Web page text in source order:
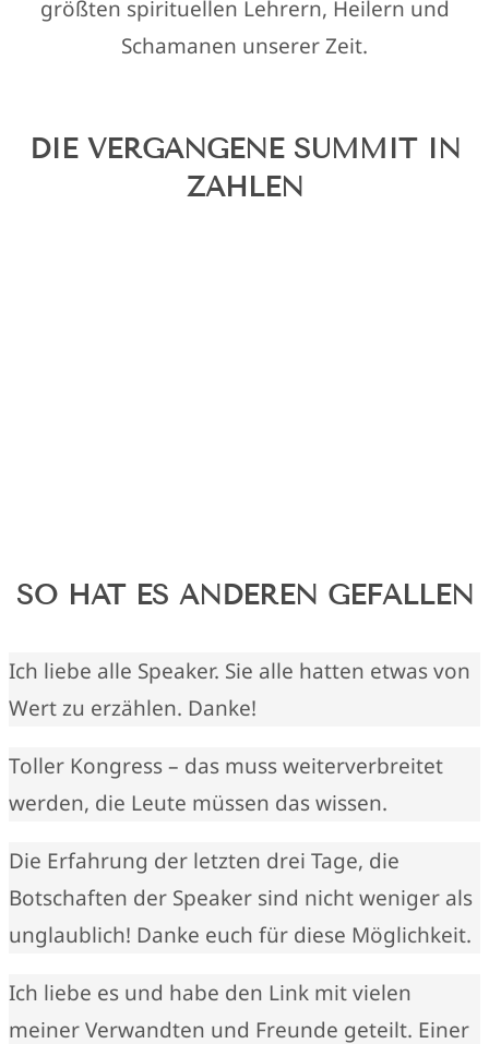
größten spirituellen Lehrern, Heilern und
Schamanen unserer Zeit.
DIE VERGANGENE SUMMIT IN
ZAHLEN
SO HAT ES ANDEREN GEFALLEN
Ich liebe alle Speaker. Sie alle hatten etwas von
Wert zu erzählen. Danke!
Toller Kongress – das muss weiterverbreitet
werden, die Leute müssen das wissen.
Die Erfahrung der letzten drei Tage, die
Botschaften der Speaker sind nicht weniger als
unglaublich! Danke euch für diese Möglichkeit.
Ich liebe es und habe den Link mit vielen
meiner Verwandten und Freunde geteilt. Einer